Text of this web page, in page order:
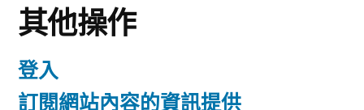
其他操作
登入
訂閱網站內容的資訊提供